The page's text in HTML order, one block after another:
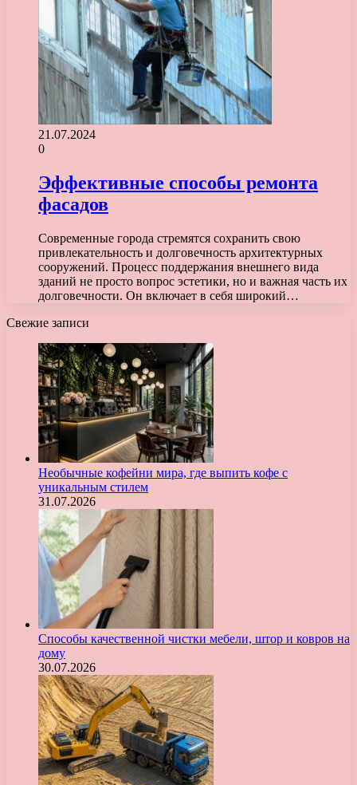
21.07.2024
0
Эффективные способы ремонта
фасадов
Современные города стремятся сохранить свою
привлекательность и долговечность архитектурных
сооружений. Процесс поддержания внешнего вида
зданий не просто вопрос эстетики, но и важная часть их
долговечности. Он включает в себя широкий…
Свежие записи
Необычные кофейни мира, где выпить кофе с
уникальным стилем
31.07.2026
Способы качественной чистки мебели, штор и ковров на
дому
30.07.2026